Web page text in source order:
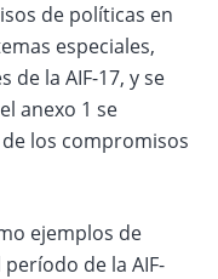
de políticas en
especiales,
de la AIF-17, y se
anexo 1 se
los compromisos
ejemplos de
de la AIF-